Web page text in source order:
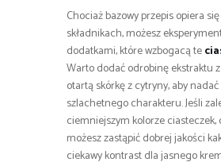
Chociaż bazowy przepis opiera
składnikach, możesz
dodatkami, które wzbogacą te
Warto dodać odrobinę ekstraktu
otartą skórkę z cytryny, aby
szlachetnego charakteru. Jeśli
ciemniejszym kolorze ciasteczek,
możesz zastąpić dobrej jakości
ciekawy kontrast dla jasnego